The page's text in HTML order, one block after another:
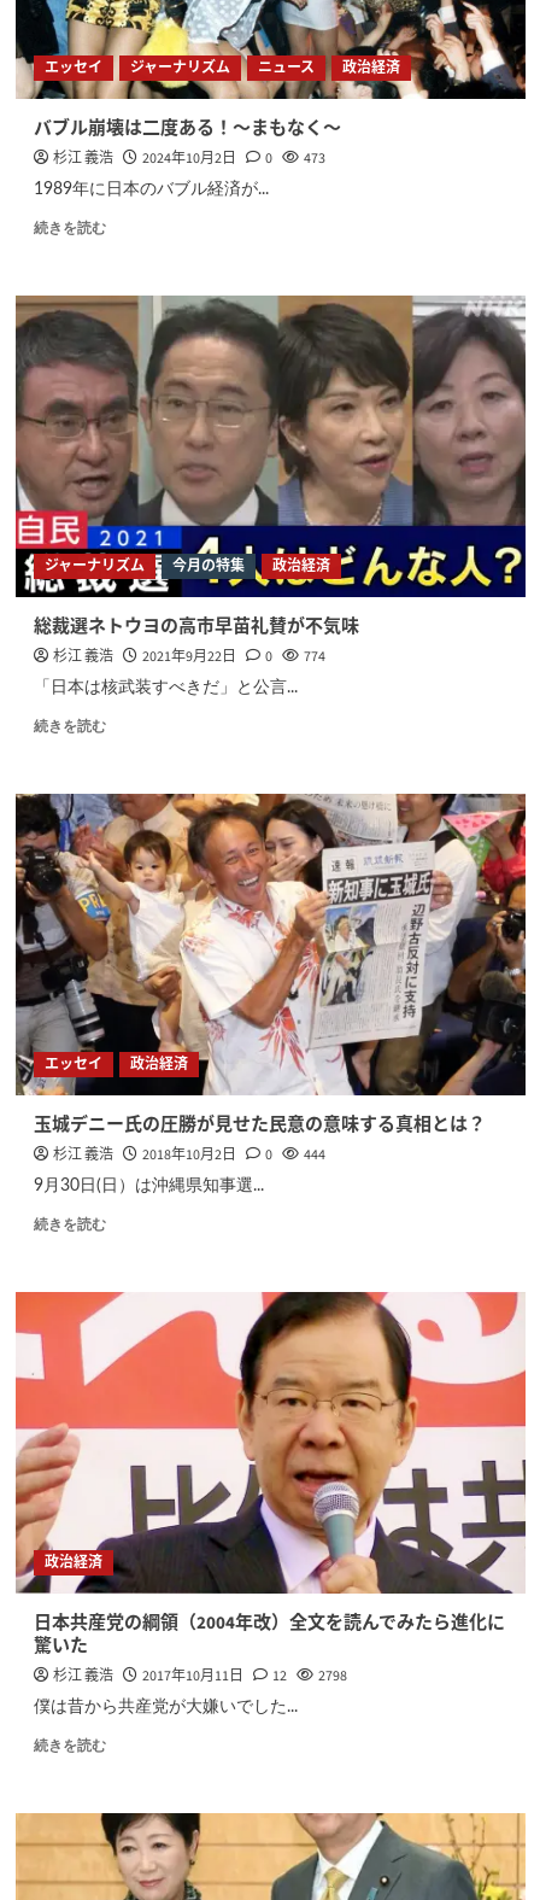
エッセイ ジャーナリズム ニュース 政治経済
バブル崩壊は二度ある！〜まもなく〜
杉江 義浩 2024年10月2日 0 473
1989年に日本のバブル経済が...
続きを読む
ジャーナリズム 今月の特集 政治経済
総裁選ネトウヨの高市早苗礼賛が不気味
杉江 義浩 2021年9月22日 0 774
「日本は核武装すべきだ」と公言...
続きを読む
エッセイ 政治経済
玉城デニー氏の圧勝が見せた民意の意味する真相とは？
杉江 義浩 2018年10月2日 0 444
9月30日(日）は沖縄県知事選...
続きを読む
政治経済
日本共産党の綱領（2004年改）全文を読んでみたら進化に
驚いた
杉江 義浩 2017年10月11日 12 2798
僕は昔から共産党が大嫌いでした...
続きを読む